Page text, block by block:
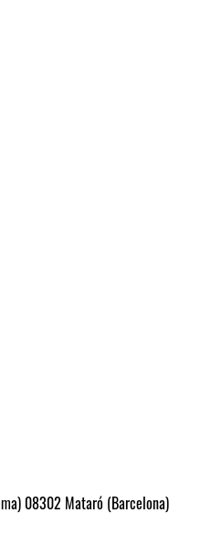
08302 Mataró (Barcelona)